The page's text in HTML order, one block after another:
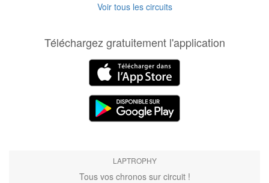
Voir tous les circuits
Téléchargez gratuitement l'application
LAPTROPHY
Tous vos chronos sur circuit !